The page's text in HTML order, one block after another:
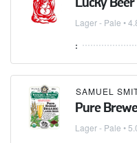
Lucky
Lager - Pale •
:
SAMUEL
Pure
Lager - Pale •